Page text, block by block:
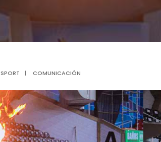
SPORT | COMUNICACIÓN